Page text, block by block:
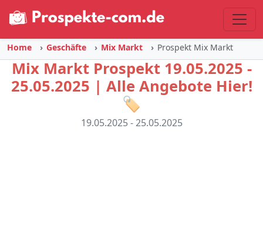
Home Geschäfte Mix Markt Prospekt Mix Markt
Mix Markt Prospekt 19.05.2025 -
25.05.2025 | Alle Angebote Hier!
🏷️
19.05.2025 - 25.05.2025